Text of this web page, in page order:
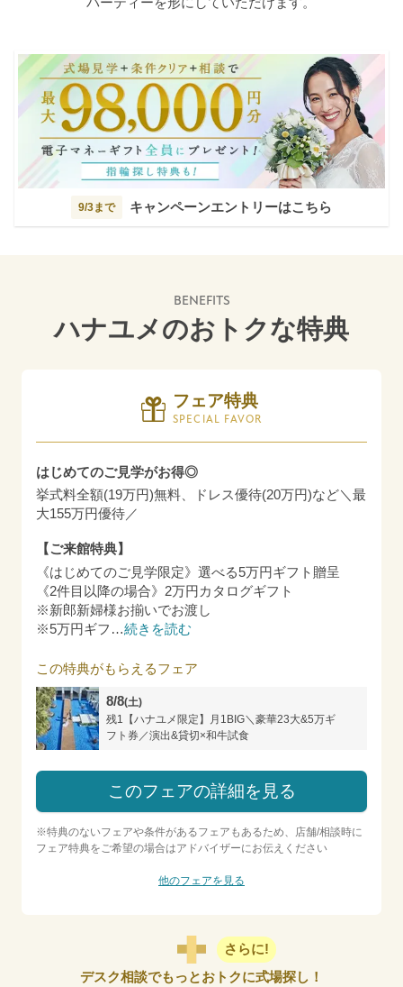
9/3まで キャンペーンエントリーはこちら
BENEFITS
ハナユメのおトクな特典
フェア特典
SPECIAL FAVOR
はじめてのご見学がお得◎
挙式料全額(19万円)無料、ドレス優待(20万円)など＼最
大155万円優待／
【ご来館特典】
《はじめてのご見学限定》選べる5万円ギフト贈呈
《2件目以降の場合》2万円カタログギフト
※新郎新婦様お揃いでお渡し
※5万円ギフ …続きを読む
この特典がもらえるフェア
8/8(土)
残1【ハナユメ限定】月1BIG＼豪華23大&5万ギ
フト券／演出&貸切×和牛試食
このフェアの詳細を見る
※特典のないフェアや条件があるフェアもあるため、店舗/相談時に
フェア特典をご希望の場合はアドバイザーにお伝えください
他のフェアを見る
さらに!
デスク相談でもっとおトクに式場探し！